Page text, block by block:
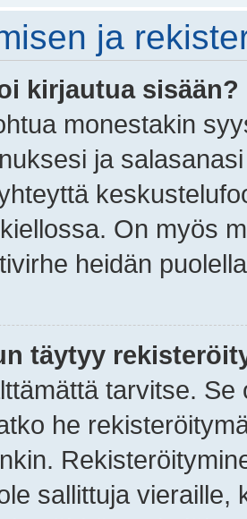
ja
kirjautua sisään?
monestakin
ja
On myös
heidän
täytyy
tarvitse.
he
sallittuja vieraille,